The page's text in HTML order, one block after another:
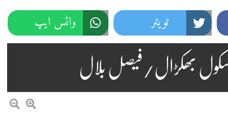
ٹویٹر واٹس ایپ
سکول بھکڑال/فیصل بلال